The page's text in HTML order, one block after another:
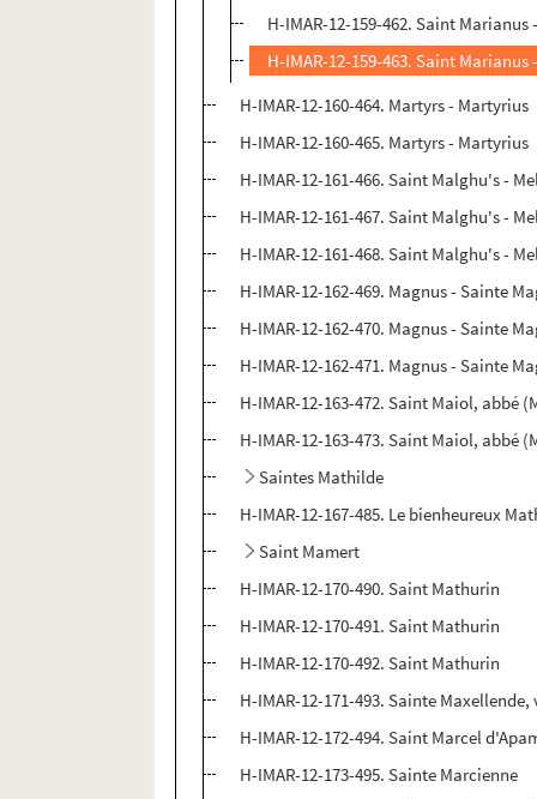
H-IMAR-12-159-462. Saint
H-IMAR-12-159-463. Saint
H-IMAR-12-160-464. Martyrs - Martyrius
H-IMAR-12-160-465. Martyrs - Martyrius
H-IMAR-12-161-466. Saint Malghu's -
H-IMAR-12-161-467. Saint Malghu's -
H-IMAR-12-161-468. Saint Malghu's -
H-IMAR-12-162-469. Magnus - Sainte
H-IMAR-12-162-470. Magnus - Sainte
H-IMAR-12-162-471. Magnus - Sainte
H-IMAR-12-163-472. Saint Maiol, abbé
H-IMAR-12-163-473. Saint Maiol, abbé
Saintes Mathilde
H-IMAR-12-167-485. Le bienheureux
Saint Mamert
H-IMAR-12-170-490. Saint Mathurin
H-IMAR-12-170-491. Saint Mathurin
H-IMAR-12-170-492. Saint Mathurin
H-IMAR-12-171-493. Sainte
H-IMAR-12-172-494. Saint Marcel
H-IMAR-12-173-495. Sainte Marcienne